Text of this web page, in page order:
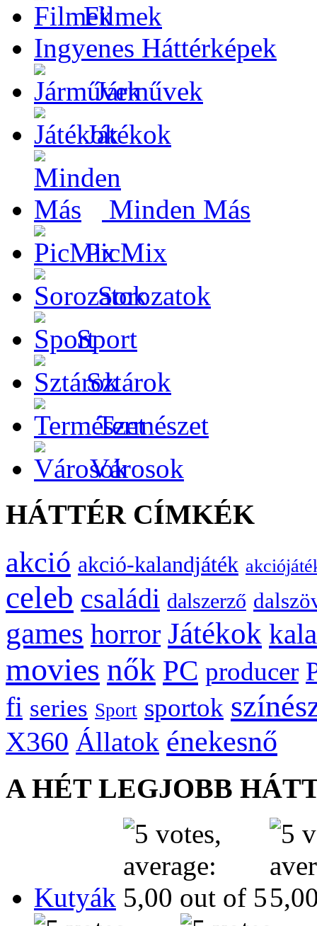
Filmek
Ingyenes Háttérképek
Járművek
Játékok
Minden Más
PicMix
Sorozatok
Sport
Sztárok
Természet
Városok
HÁTTÉR CÍMKÉK
akció akció-kalandjáték
celeb családi dalszerző
games horror Játékok
movies nők PC producer
fi series Sport sportok
X360 Állatok énekesnő
A HÉT LEGJOBB
Kutyák